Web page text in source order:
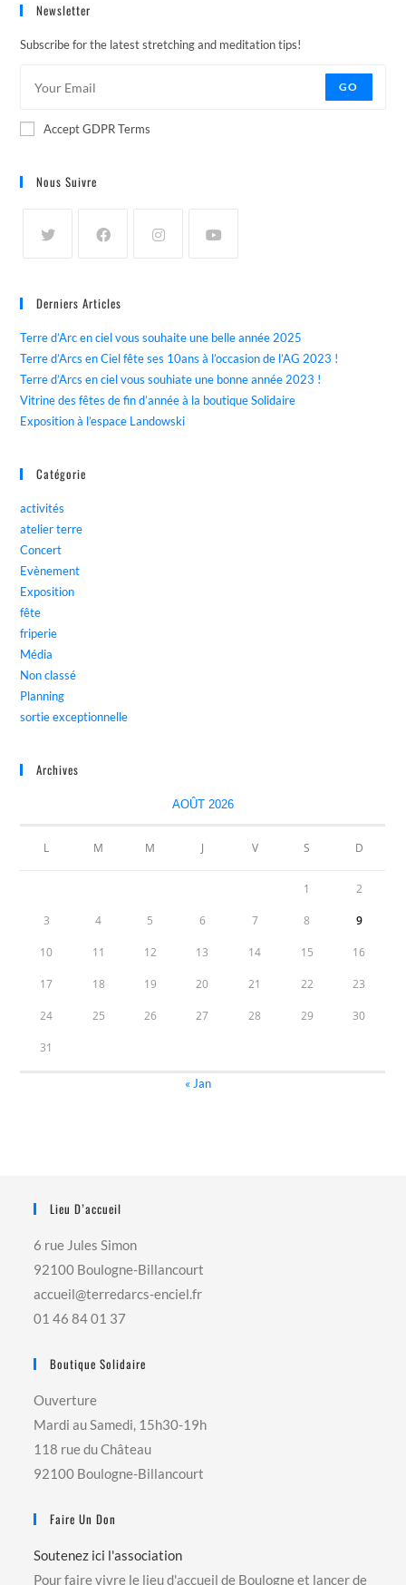
Newsletter
Subscribe for the latest stretching and meditation tips!
GO
Accept GDPR Terms
Nous Suivre
Derniers Articles
Terre d’Arc en ciel vous souhaite une belle année 2025
Terre d’Arcs en Ciel fête ses 10ans à l’occasion de l’AG 2023 !
Terre d’Arcs en ciel vous souhiate une bonne année 2023 !
Vitrine des fêtes de fin d’année à la boutique Solidaire
Exposition à l’espace Landowski
Catégorie
activités
atelier terre
Concert
Evènement
Exposition
fête
friperie
Média
Non classé
Planning
sortie exceptionnelle
Archives
AOÛT 2026
L M M J V S D
1 2
3 4 5 6 7 8 9
10 11 12 13 14 15 16
17 18 19 20 21 22 23
24 25 26 27 28 29 30
31
« Jan
Lieu D’accueil
6 rue Jules Simon
92100 Boulogne-Billancourt
accueil@terredarcs-enciel.fr
01 46 84 01 37
Boutique Solidaire
Ouverture
Mardi au Samedi, 15h30-19h
118 rue du Château
92100 Boulogne-Billancourt
Faire Un Don
Soutenez ici l'association
Pour faire vivre le lieu d'accueil de Boulogne et lancer de